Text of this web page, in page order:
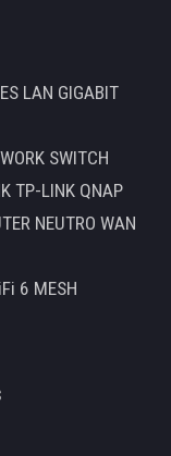
LAN GIGABIT
SWITCH
TP-LINK QNAP
NEUTRO WAN
6 MESH